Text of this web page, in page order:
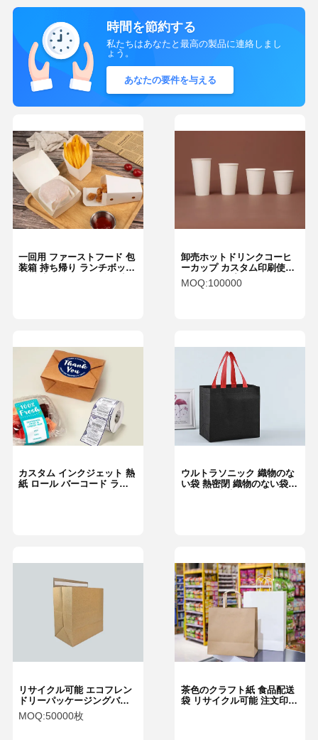
時間を節約する
私たちはあなたと最高の製品に連絡しまし
ょう。
あなたの要件を与える
卸売ホットドリンクコーヒ
ーカップ カスタム印刷使い
捨て紙コップ ミルクティー/
豆乳用
MOQ:100000
一回用 ファーストフード 包
装箱 持ち帰り ランチボック
ウルトラソニック 織物のな
い袋 熱密閉 織物のない袋
カスタム インクジェット 熱
紙 ロール バーコード ラベ
茶色のクラフト紙 食品配送
袋 リサイクル可能 注文印刷
リサイクル可能 エコフレン
ドリーパッケージングバッ
グ 方形の底色 茶色の紙の宅
配バッグ
MOQ:50000枚